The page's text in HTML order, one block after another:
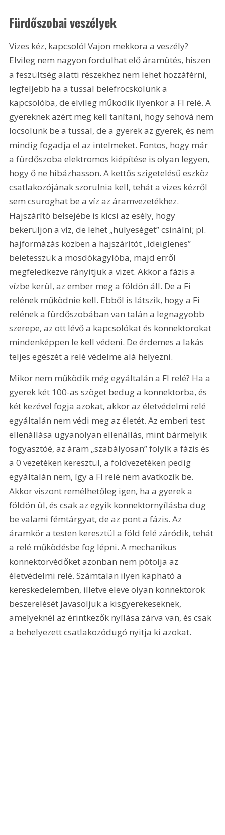
Fürdőszobai veszélyek
Vizes kéz, kapcsoló! Vajon mekkora a veszély?
Elvileg nem nagyon fordulhat elő áramütés, hiszen
a feszültség alatti részekhez nem lehet hozzáférni,
legfeljebb ha a tussal belefröcskölünk a
kapcsolóba, de elvileg működik ilyenkor a FI relé. A
gyereknek azért meg kell tanítani, hogy sehová nem
locsolunk be a tussal, de a gyerek az gyerek, és nem
mindig fogadja el az intelmeket. Fontos, hogy már
a fürdőszoba elektromos kiépítése is olyan legyen,
hogy ő ne hibázhasson. A kettős szigetelésű eszköz
csatlakozójának szorulnia kell, tehát a vizes kézről
sem csuroghat be a víz az áramvezetékhez.
Hajszárító belsejébe is kicsi az esély, hogy
bekerüljön a víz, de lehet „hülyeséget” csinálni; pl.
hajformázás közben a hajszárítót „ideiglenes”
beletesszük a mosdókagylóba, majd erről
megfeledkezve rányitjuk a vizet. Akkor a fázis a
vízbe kerül, az ember meg a földön áll. De a Fi
relének működnie kell. Ebből is látszik, hogy a Fi
relének a fürdőszobában van talán a legnagyobb
szerepe, az ott lévő a kapcsolókat és konnektorokat
mindenképpen le kell védeni. De érdemes a lakás
teljes egészét a relé védelme alá helyezni.
Mikor nem működik még egyáltalán a FI relé? Ha a
gyerek két 100-as szöget bedug a konnektorba, és
két kezével fogja azokat, akkor az életvédelmi relé
egyáltalán nem védi meg az életét. Az emberi test
ellenállása ugyanolyan ellenállás, mint bármelyik
fogyasztóé, az áram „szabályosan” folyik a fázis és
a 0 vezetéken keresztül, a földvezetéken pedig
egyáltalán nem, így a FI relé nem avatkozik be.
Akkor viszont remélhetőleg igen, ha a gyerek a
földön ül, és csak az egyik konnektornyílásba dug
be valami fémtárgyat, de az pont a fázis. Az
áramkör a testen keresztül a föld felé záródik, tehát
a relé működésbe fog lépni. A mechanikus
konnektorvédőket azonban nem pótolja az
életvédelmi relé. Számtalan ilyen kapható a
kereskedelemben, illetve eleve olyan konnektorok
beszerelését javasoljuk a kisgyerekeseknek,
amelyeknél az érintkezők nyílása zárva van, és csak
a behelyezett csatlakozódugó nyitja ki azokat.